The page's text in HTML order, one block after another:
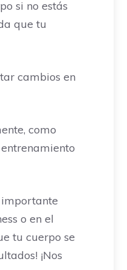
si no estás
que tu
cambios en
como
o en el
tu cuerpo se
¡Nos